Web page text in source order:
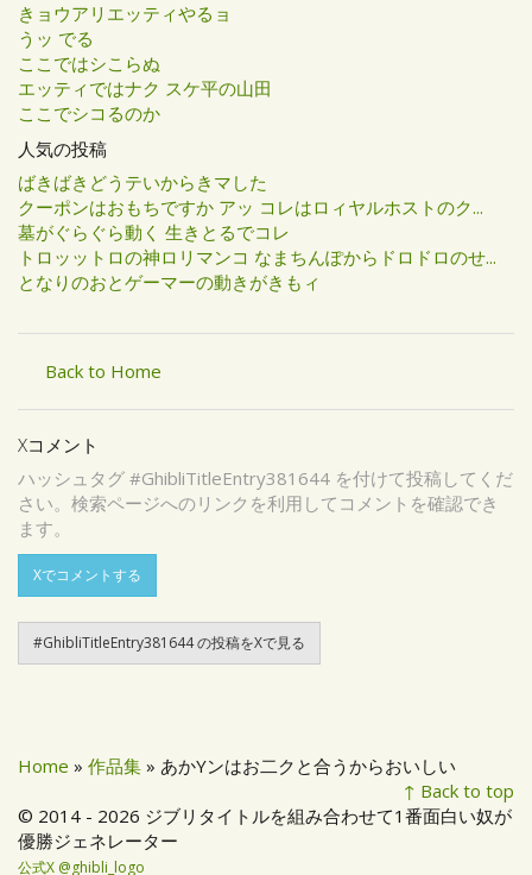
きョウアリエッティやるョ
うッ でる
ここではシこらぬ
エッティではナク スケ平の山田
ここでシコるのか
人気の投稿
ばきばきどうテいからきマした
クーポンはおもちですか アッ コレはロィヤルホストのク...
墓がぐらぐら動く 生きとるでコレ
トロッットロの神ロリマンコ なまちんぽからドロドロのせ...
となりのおとゲーマーの動きがきもィ
Back to Home
Xコメント
ハッシュタグ #GhibliTitleEntry381644 を付けて投稿してくだ
さい。検索ページへのリンクを利用してコメントを確認でき
ます。
Xでコメントする
#GhibliTitleEntry381644 の投稿をXで見る
Home » 作品集 » あかYンはお二クと合うからおいしい
↑ Back to top
© 2014 - 2026 ジブリタイトルを組み合わせて1番面白い奴が
優勝ジェネレーター
公式X @ghibli_logo